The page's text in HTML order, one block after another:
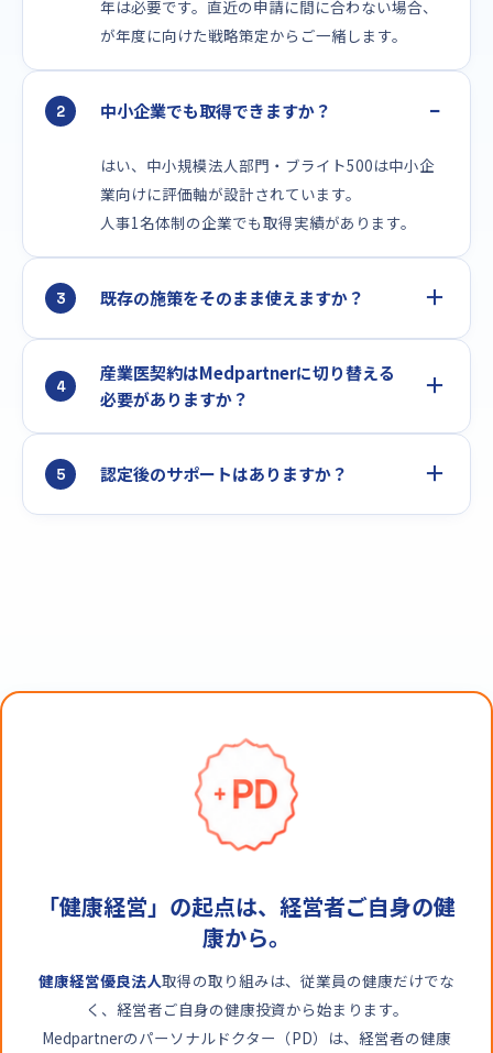
年は必要です。直近の申請に間に合わない場合、
が年度に向けた戦略策定からご一緒します。
2 中小企業でも取得できますか？ −
はい、中小規模法人部門・ブライト500は中小企
業向けに評価軸が設計されています。
人事1名体制の企業でも取得実績があります。
3 既存の施策をそのまま使えますか？ ＋
4
産業医契約はMedpartnerに切り替える
必要がありますか？
＋
5 認定後のサポートはありますか？ ＋
「健康経営」の起点は、経営者ご自身の健
康から。
健康経営優良法人取得の取り組みは、従業員の健康だけでな
く、経営者ご自身の健康投資から始まります。
Medpartnerのパーソナルドクター（PD）は、経営者の健康